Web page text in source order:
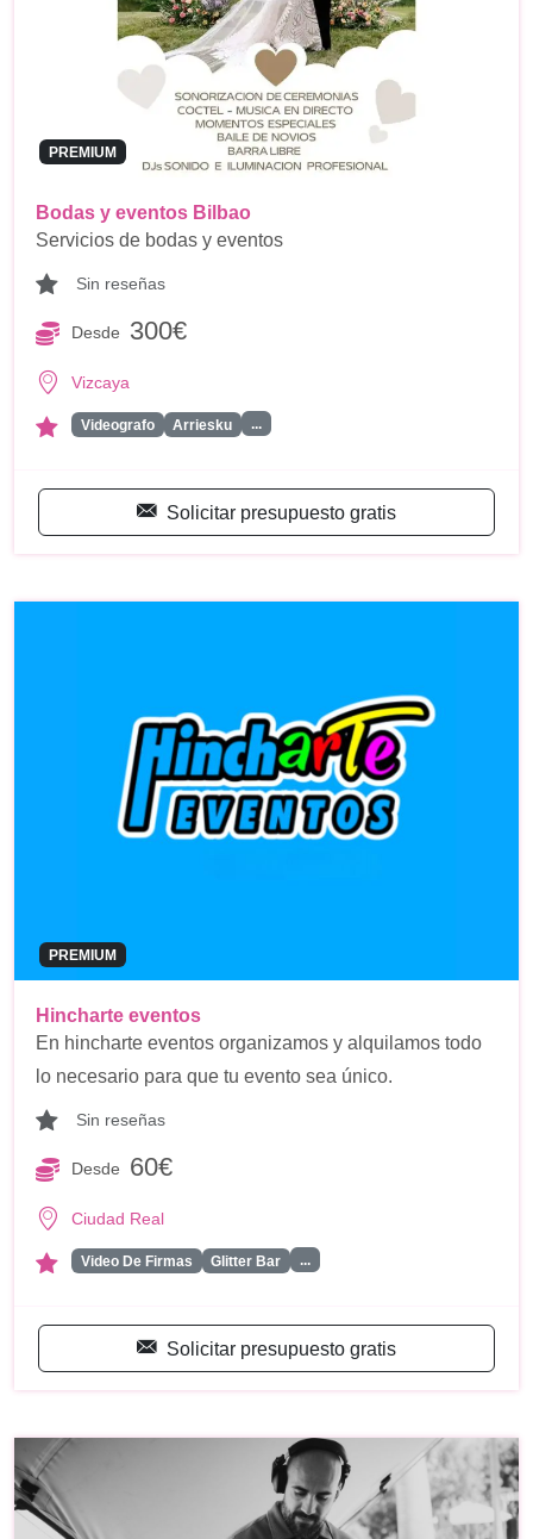
PREMIUM
Bodas y eventos Bilbao
Servicios de bodas y eventos
Sin reseñas
Desde 300€
Vizcaya
Videografo Arriesku ...
Solicitar presupuesto gratis
PREMIUM
Hincharte eventos
En hincharte eventos organizamos y alquilamos todo
lo necesario para que tu evento sea único.
Sin reseñas
Desde 60€
Ciudad Real
Video De Firmas Glitter Bar ...
Solicitar presupuesto gratis